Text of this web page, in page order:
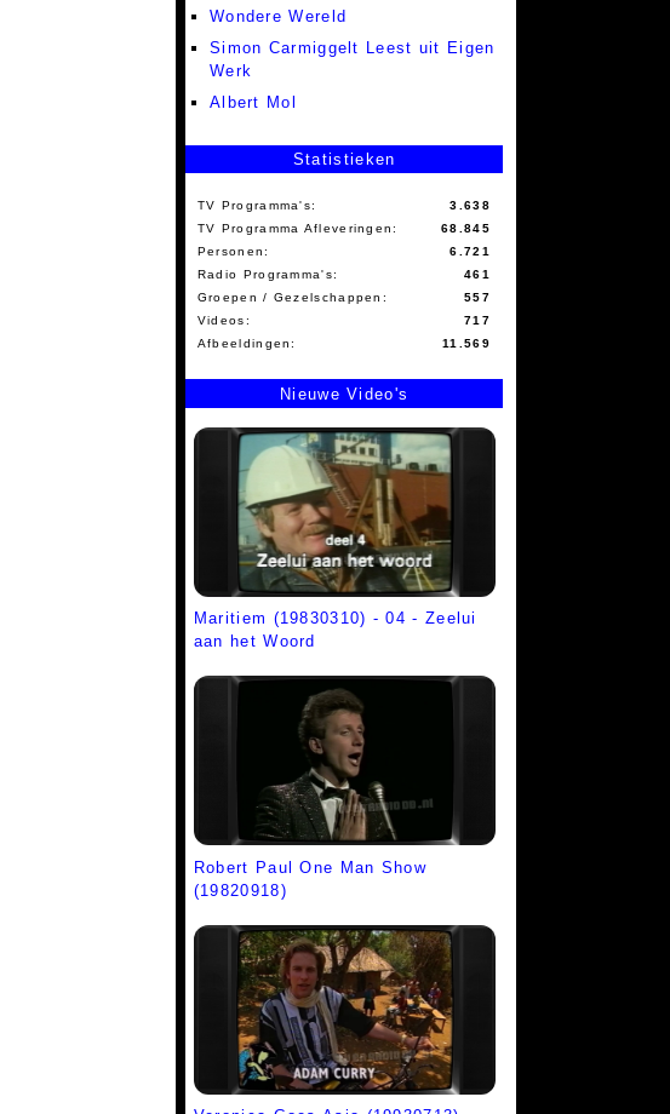
Wondere Wereld
Simon Carmiggelt Leest uit Eigen
Werk
Albert Mol
Statistieken
TV Programma's:
3.638
TV Programma Afleveringen:
68.845
Personen:
6.721
Radio Programma's:
461
Groepen / Gezelschappen:
557
Videos:
717
Afbeeldingen:
11.569
Nieuwe Video's
Maritiem (19830310) - 04 - Zeelui
aan het Woord
Robert Paul One Man Show
(19820918)